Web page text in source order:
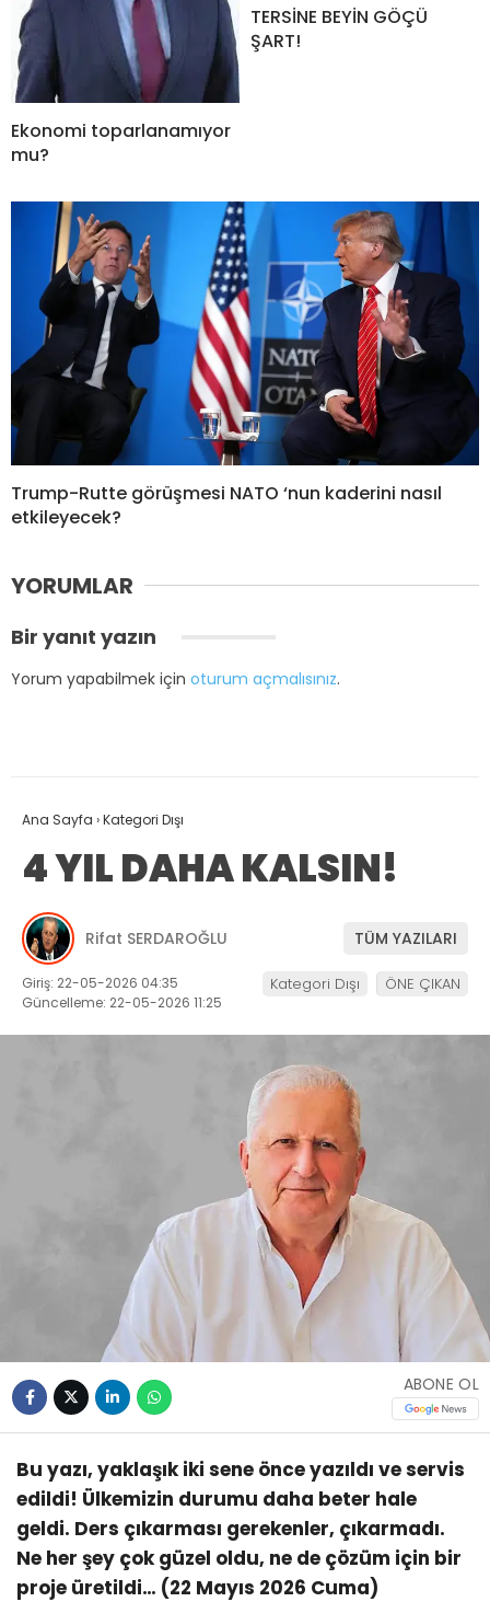
Ekonomi toparlanamıyor
mu?
TERSİNE BEYİN GÖÇÜ
ŞART!
Trump-Rutte görüşmesi NATO ‘nun kaderini nasıl
etkileyecek?
YORUMLAR
Bir yanıt yazın
Yorum yapabilmek için oturum açmalısınız.
Ana Sayfa ›Kategori Dışı
4 YIL DAHA KALSIN!
Rifat SERDAROĞLU TÜM YAZILARI
Giriş: 22-05-2026 04:35
Güncelleme: 22-05-2026 11:25
Kategori Dışı ÖNE ÇIKAN
ABONE OL
Bu yazı, yaklaşık iki sene önce yazıldı ve servis
edildi! Ülkemizin durumu daha beter hale
geldi. Ders çıkarması gerekenler, çıkarmadı.
Ne her şey çok güzel oldu, ne de çözüm için bir
proje üretildi… (22 Mayıs 2026 Cuma)